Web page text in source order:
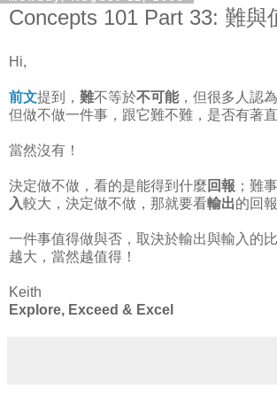
Concepts 101 Part 33: 難與
Hi,
前文提到， 難不等於不可能，但很多人認
但做不做一件事，跟它難不難，是否有著
當然沒有！
決定做不做，看的是能得到什麼 回報 ；難
入較大，決定做不做，那就要看輸出的回
一件事值得做與否，取決於輸出與輸入的
越大，當然越值得！
Keith
Explore, Exceed & Excel